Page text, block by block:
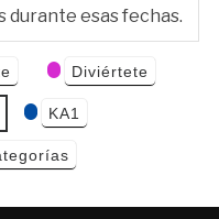
durante esas fechas.
Diviértete
KA1